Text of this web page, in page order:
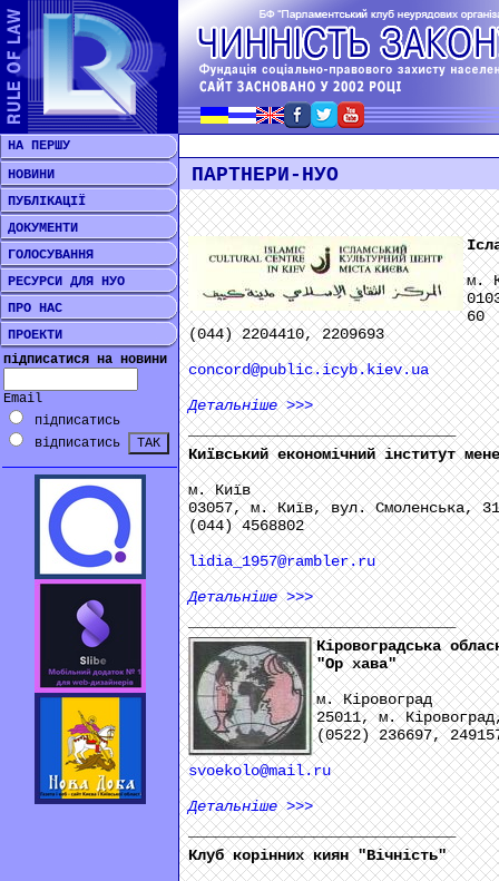
НА ПЕРШУ
НОВИНИ
ПУБЛІКАЦІЇ
ДОКУМЕНТИ
ГОЛОСУВАННЯ
РЕСУРСИ ДЛЯ НУО
ПРО НАС
ПРОЕКТИ
підписатися на новини
Email
підписатись
відписатись
ПАРТНЕРИ-НУО
м.
60
(044) 2204410, 2209693
concord@public.icyb.kiev.ua
Детальніше>>>
______________________________
Київський економічний інститут
м. Київ
03057, м. Київ, вул. Смоленська,
(044) 4568802
lidia_1957@rambler.ru
Детальніше>>>
______________________________
Кіровоградська
"Ор хава"
м. Кіровоград
25011, м.
(0522) 236697,
svoekolo@mail.ru
Детальніше>>>
______________________________
Клуб корінних киян "Вічність"